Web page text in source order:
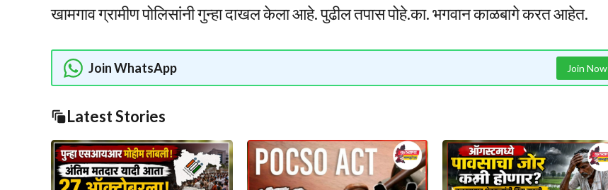
खामगाव ग्रामीण पोलिसांनी गुन्हा दाखल केला आहे. पुढील तपास पोहे.का. भगवान काळबागे करत आहेत.
Join WhatsApp Join Now
Latest Stories